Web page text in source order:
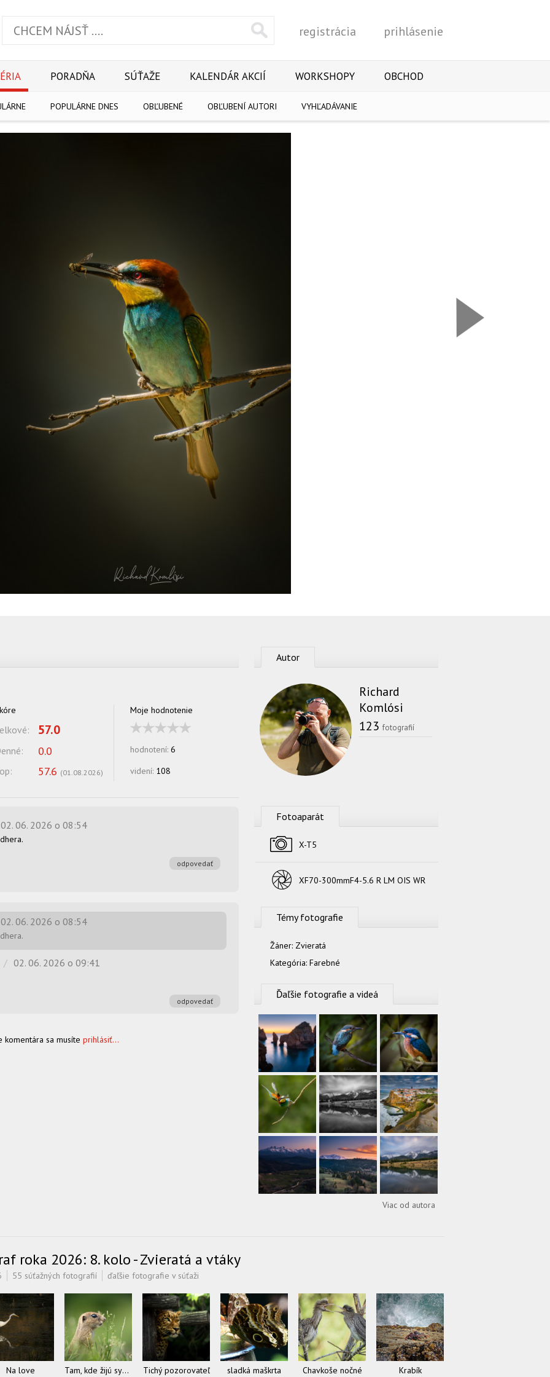
Vyhľadať
registrácia prihlásenie
POPULÁRNE DNES OBĽUBENÉ OBĽUBENÍ AUTORI VYHĽADÁVANIE
PORADŇA SÚŤAŽE KALENDÁR AKCIÍ WORKSHOPY OBCHOD
57.0
0.0
57.6 (01.08.2026)
Moje hodnotenie
hodnotení: 6
videní: 108
02. 06. 2026 o 08:54
odpovedať
02. 06. 2026 o 08:54
/ 02. 06. 2026 o 09:41
odpovedať
komentára sa musíte prihlásiť...
Autor
Richard
Komlósi
123 fotografií
Fotoaparát
X-T5
XF70-300mmF4-5.6 R LM OIS WR
Témy fotografie
Žáner: Zvieratá
Kategória: Farebné
Ďaľšie fotografie a videá
Viac od autora
roka 2026: 8. kolo - Zvieratá a vtáky
55 súťažných fotografií ďaľšie fotografie v súťaži
Na love Tam, kde žijú sysle Tichý pozorovateľ sladká maškrta Chavkoše nočné Krabík